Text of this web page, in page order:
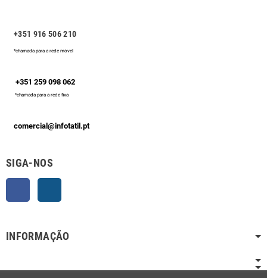
+351 916 506 210
*chamada para a rede móvel
+351 259 098 062
*chamada para a rede fixa
comercial@infotatil.pt
SIGA-NOS
INFORMAÇÃO